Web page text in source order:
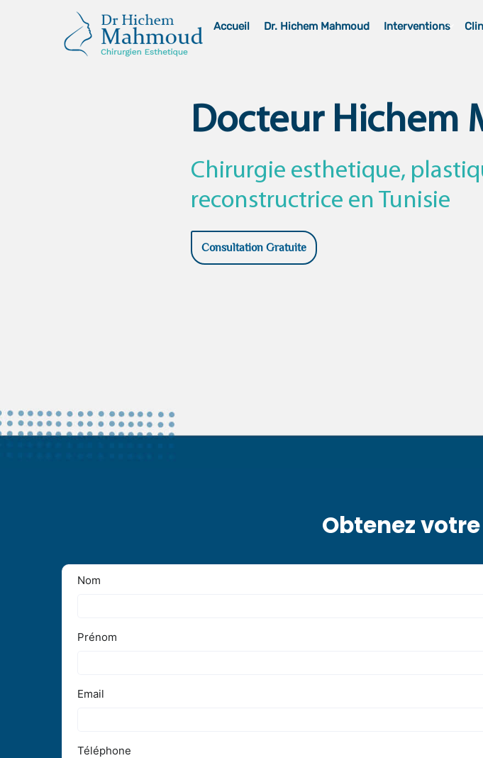
Accueil Dr. Hichem Mahmoud Interventions
Docteur Hichem
Chirurgie esthetique,
reconstructrice en Tunisie
Consultation Gratuite
Obtenez